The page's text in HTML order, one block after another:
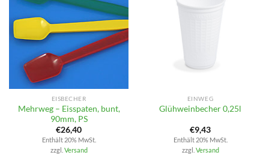
EISBECHER
Mehrweg – Eisspaten, bunt,
90mm, PS
€26,40
Enthält 20% MwSt.
zzgl. Versand
EINWEG
Glühweinbecher 0,25l
€9,43
Enthält 20% MwSt.
zzgl. Versand